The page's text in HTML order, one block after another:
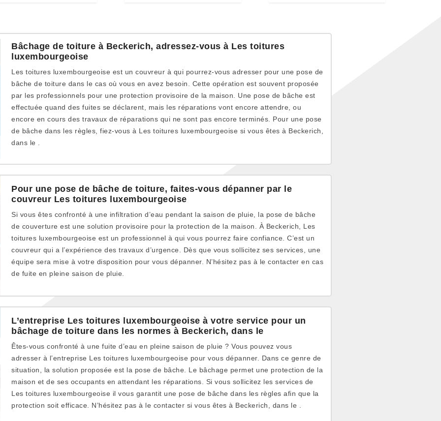
Bâchage de toiture à Beckerich, adressez-vous à Les toitures
luxembourgeoise
Les toitures luxembourgeoise est un couvreur à qui pourrez-vous adresser pour une pose de
bâche de toiture dans le cas où vous en avez besoin. Cette opération est souvent proposée
par les professionnels pour une protection provisoire de la maison. Une pose de bâche est
effectuée quand des fuites se déclarent, mais les réparations vont encore attendre, ou
encore en cours des travaux de réparations qui ne sont pas encore terminés. Pour une pose
de bâche dans les règles, fiez-vous à Les toitures luxembourgeoise si vous êtes à Beckerich,
dans le .
Pour une pose de bâche de toiture, faites-vous dépanner par le
couvreur Les toitures luxembourgeoise
Si vous êtes confronté à une infiltration d’eau pendant la saison de pluie, la pose de bâche
de couverture est une solution provisoire pour la protection de la maison. À Beckerich, Les
toitures luxembourgeoise est un professionnel à qui vous pourrez faire confiance. C’est un
couvreur qui a l’expérience des travaux d’urgence. Dès que vous sollicitez ses services, une
équipe sera mise à votre disposition pour vous dépanner. N’hésitez pas à le contacter en cas
de fuite en pleine saison de pluie.
L’entreprise Les toitures luxembourgeoise à votre service pour un
bâchage de toiture dans les normes à Beckerich, dans le
Êtes-vous confronté à une fuite d’eau en pleine saison de pluie ? Vous pouvez vous
adresser à l’entreprise Les toitures luxembourgeoise pour vous dépanner. Dans ce genre de
situation, la solution proposée est la pose de bâche. Le bâchage permet une protection de la
maison et de ses occupants en attendant les réparations. Si vous sollicitez les services de
Les toitures luxembourgeoise il vous garantit une pose de bâche dans les règles afin que la
protection soit efficace. N’hésitez pas à le contacter si vous êtes à Beckerich, dans le .